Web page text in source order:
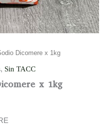
Dicomere x 1kg
, Sin TACC
x 1kg